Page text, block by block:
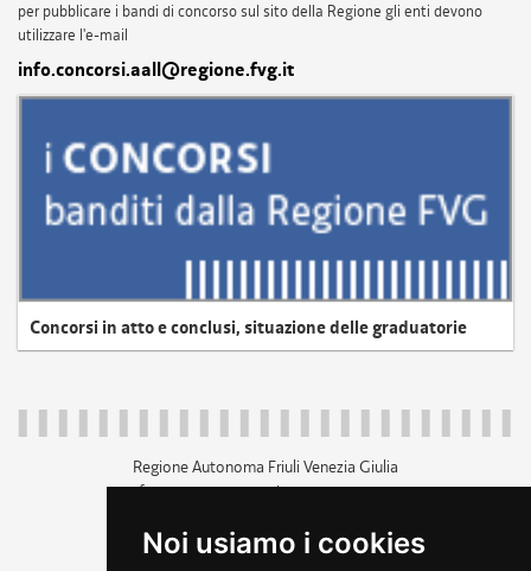
Noi usiamo i cookies
per pubblicare i bandi di concorso sul sito della Regione gli enti devono
utilizzare l'e-mail
info.concorsi.aall@regione.fvg.it
Concorsi in atto e conclusi, situazione delle graduatorie
Regione Autonoma Friuli Venezia Giulia
c.f. 80014930327; p.iva 00526040324
+39 040 3771111